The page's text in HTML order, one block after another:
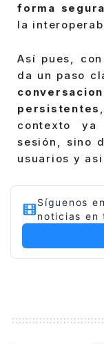
forma
la
Así pues,
da un paso
persistentes
contexto
sesión, sino
usuarios y
Síguenos en
noticias en